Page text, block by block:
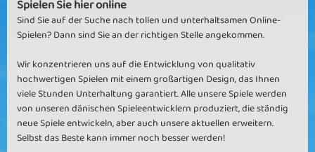
Spielen Sie hier online
Sind Sie auf der Suche nach tollen und unterhaltsamen Online-
Spielen? Dann sind Sie an der richtigen Stelle angekommen.
Wir konzentrieren uns auf die Entwicklung von qualitativ
hochwertigen Spielen mit einem großartigen Design, das Ihnen
viele Stunden Unterhaltung garantiert. Alle unsere Spiele werden
von unseren dänischen Spieleentwicklern produziert, die ständig
neue Spiele entwickeln, aber auch unsere aktuellen erweitern.
Selbst das Beste kann immer noch besser werden!